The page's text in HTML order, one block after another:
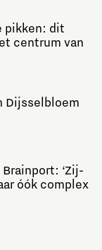
pikken: dit
centrum van
Dijsselbloem
‘Zij-
óók complex